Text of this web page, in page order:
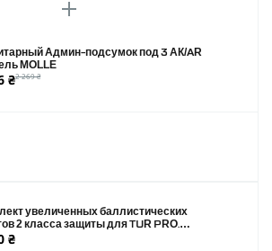
Админ-подсумок под 3 АК/AR
MOLLE
₴2 269 ₴
увеличенных баллистических
2 класса защиты для TUR PRO.
190 х 340 мм
₴